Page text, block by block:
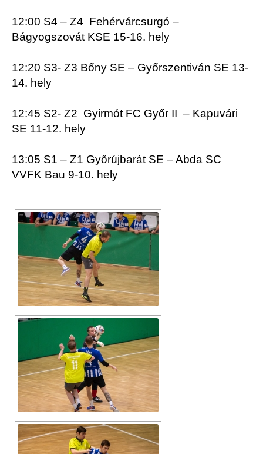
12:00 S4 – Z4 Fehérvárcsurgó –
Bágyogszovát KSE 15-16. hely
12:20 S3- Z3 Bőny SE – Győrszentiván SE 13-
14. hely
12:45 S2- Z2 Gyirmót FC Győr II – Kapuvári
SE 11-12. hely
13:05 S1 – Z1 Győrújbarát SE – Abda SC
VVFK Bau 9-10. hely